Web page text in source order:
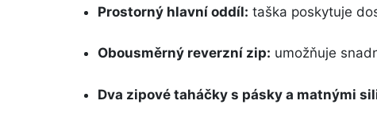
Prostorný hlavní oddíl: taška poskytuje
Obousměrný reverzní zip: umožňuje
Dva zipové taháčky s pásky a matnými